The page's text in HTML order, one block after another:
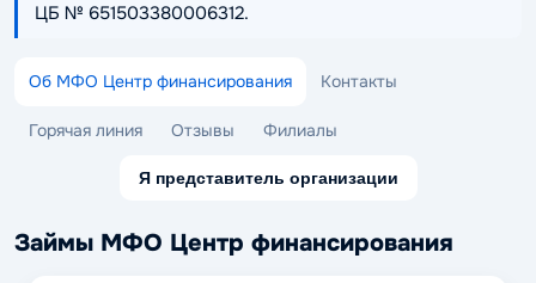
ЦБ № 651503380006312.
Об МФО Центр финансирования Контакты
Горячая линия Отзывы Филиалы
Я представитель организации
Займы МФО Центр финансирования